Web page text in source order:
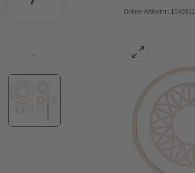
Online-Artikelnr.: 1540911